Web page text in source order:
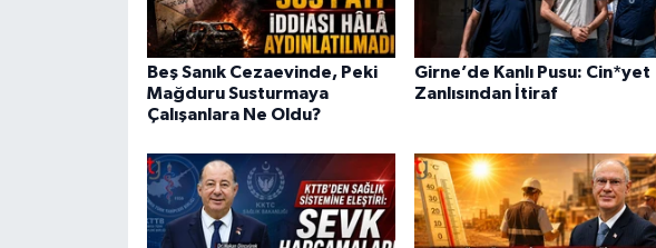
Beş Sanık Cezaevinde, Peki
Mağduru Susturmaya
Çalışanlara Ne Oldu?
Girne’de Kanlı Pusu: Cin*yet
Zanlısından İtiraf